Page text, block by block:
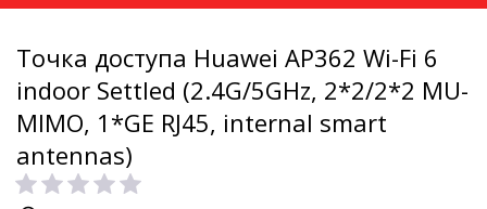
Точка доступа Huawei AP362 Wi-Fi 6
indoor Settled (2.4G/5GHz, 2*2/2*2 MU-
MIMO, 1*GE RJ45, internal smart
antennas)